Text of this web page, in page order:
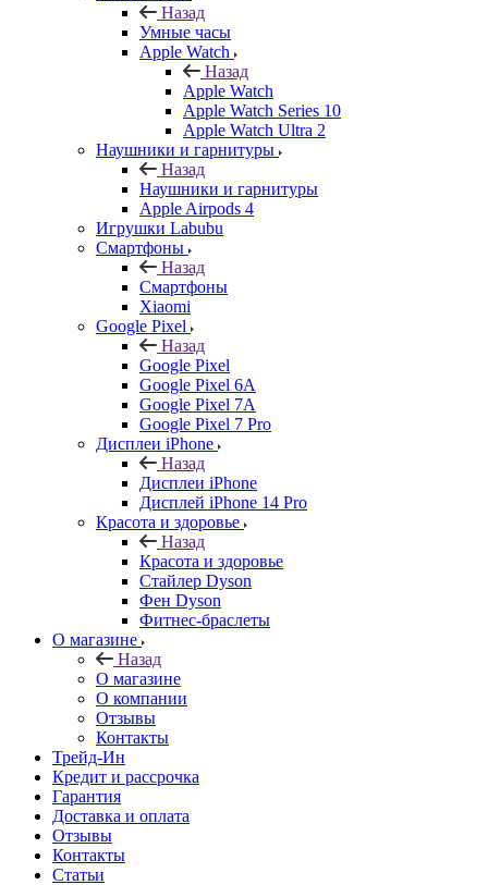
Назад
Умные часы
Apple Watch
Назад
Apple Watch
Apple Watch Series 10
Apple Watch Ultra 2
Наушники и гарнитуры
Назад
Наушники и гарнитуры
Apple Airpods 4
Игрушки Labubu
Смартфоны
Назад
Смартфоны
Xiaomi
Google Pixel
Назад
Google Pixel
Google Pixel 6A
Google Pixel 7А
Google Pixel 7 Pro
Дисплеи iPhone
Назад
Дисплеи iPhone
Дисплей iPhone 14 Pro
Красота и здоровье
Назад
Красота и здоровье
Стайлер Dyson
Фен Dyson
Фитнес-браслеты
О магазине
Назад
О магазине
О компании
Отзывы
Контакты
Трейд-Ин
Кредит и рассрочка
Гарантия
Доставка и оплата
Отзывы
Контакты
Статьи